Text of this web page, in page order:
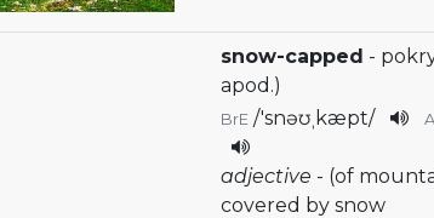
snow-capped -
apod.)
BrE /'snəʊˌkæpt/
adjective - (of
covered by snow